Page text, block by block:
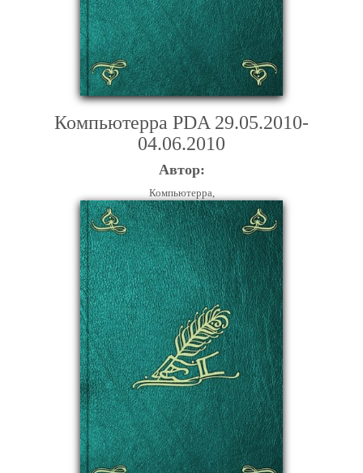
Компьютерра PDA 29.05.2010-
04.06.2010
Автор:
Компьютерра,